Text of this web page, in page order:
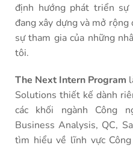
định hướng phát triển
đang xây dựng và mở
sự tham gia của những
tôi.
The Next Intern Program
Solutions thiết kế dành
các khối ngành Công
Business Analysis, QC,
tìm hiểu về lĩnh vực